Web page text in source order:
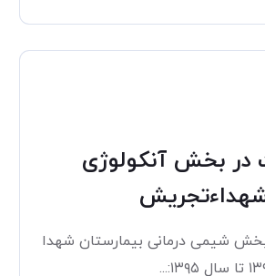
در بخش آنکولوژی
شیمی درمانی بیمارستان شهدا